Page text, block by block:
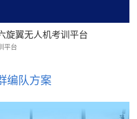
旋翼无人机考训平台
平台
编队方案